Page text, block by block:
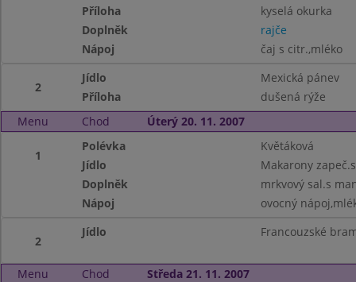
Příloha
kyselá okurka
Doplněk
rajče
Nápoj
čaj s citr.,mléko
2
Jídlo
Mexická pánev
Příloha
dušená rýže
Menu
Chod Úterý 20. 11. 2007
1
Polévka
Květáková
Jídlo
Makarony
Doplněk
mrkvový sal.s
Nápoj
ovocný
2
Jídlo Francouzské
Menu Chod Středa 21. 11. 2007